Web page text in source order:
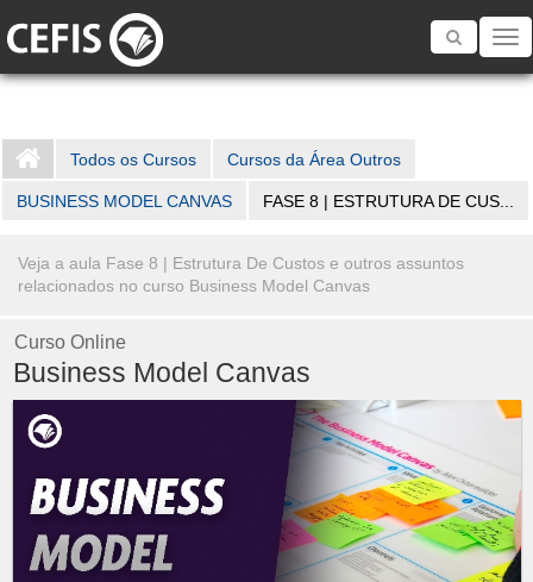
Toggle
Todos os Cursos Cursos da Área Outros
BUSINESS MODEL CANVAS FASE 8 | ESTRUTURA DE CUS...
Veja a aula Fase 8 | Estrutura De Custos e outros assuntos
relacionados no curso Business Model Canvas
Curso Online
Business Model Canvas